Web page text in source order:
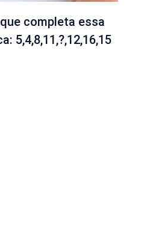
completa essa
5,4,8,11,?,12,16,15